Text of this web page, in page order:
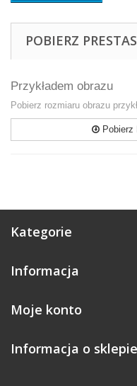
POBIERZ
Przykładem obrazu
Pobierz rozmiaru obrazu
Pobierz
Kategorie
Informacja
Moje konto
Informacja o sklepie